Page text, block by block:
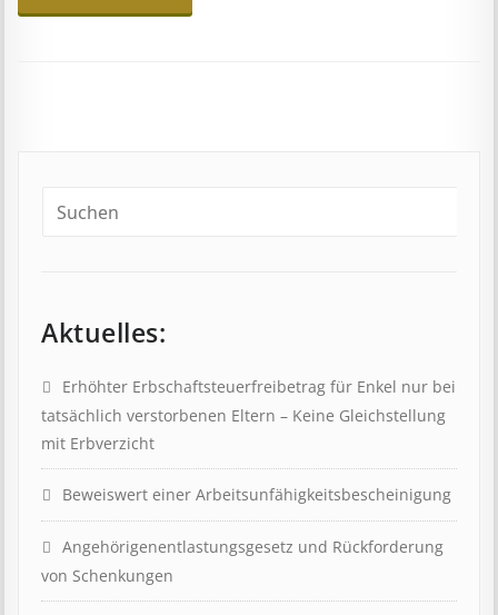
Aktuelles:
Erhöhter Erb­schaft­steuer­frei­be­trag für Enkel nur bei
tat­säch­lich ver­storb­en­en Eltern – Keine Gleich­stell­ung
mit Erb­verzicht
Beweis­wert einer Arbeits­un­fähig­keits­be­scheinig­ung
Angehörigenent­lastungs­ge­setz und Rück­ford­er­ung
von Schenk­ung­en